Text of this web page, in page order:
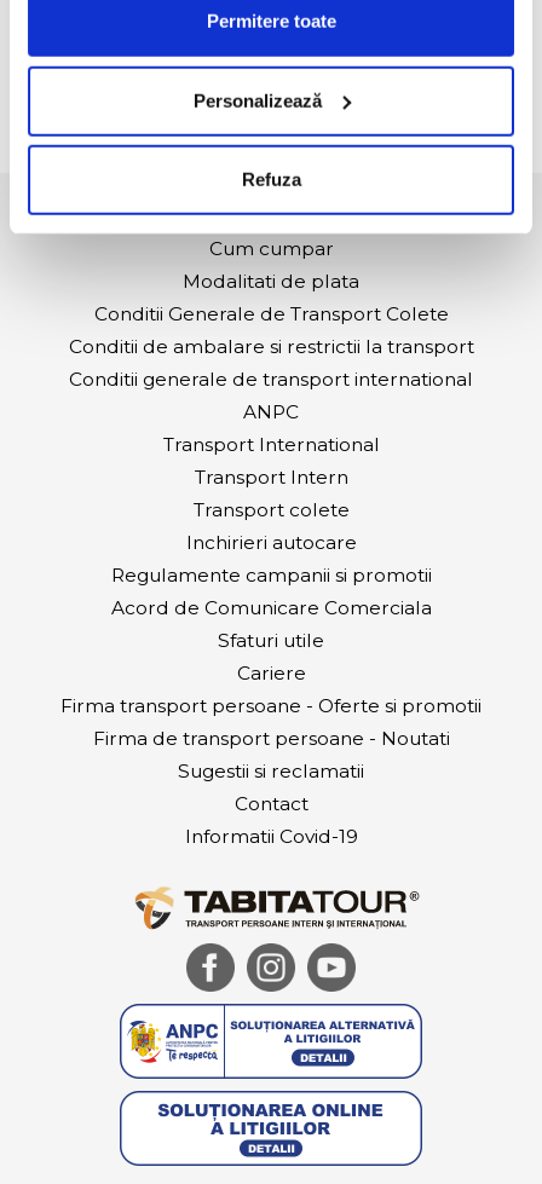
Permitere toate
Personalizează
Refuza
*Sunt de acord să primesc oferte comerciale pe
partea Tabita Tour. Tabita Tour.
Agentii
Cum cumpar
Modalitati de plata
Conditii Generale de Transport Colete
Conditii de ambalare si restrictii la transport
Conditii generale de transport international
ANPC
Transport International
Transport Intern
Transport colete
Inchirieri autocare
Regulamente campanii si promotii
Acord de Comunicare Comerciala
Sfaturi utile
Cariere
Firma transport persoane - Oferte si promotii
Firma de transport persoane - Noutati
Sugestii si reclamatii
Contact
Informatii Covid-19